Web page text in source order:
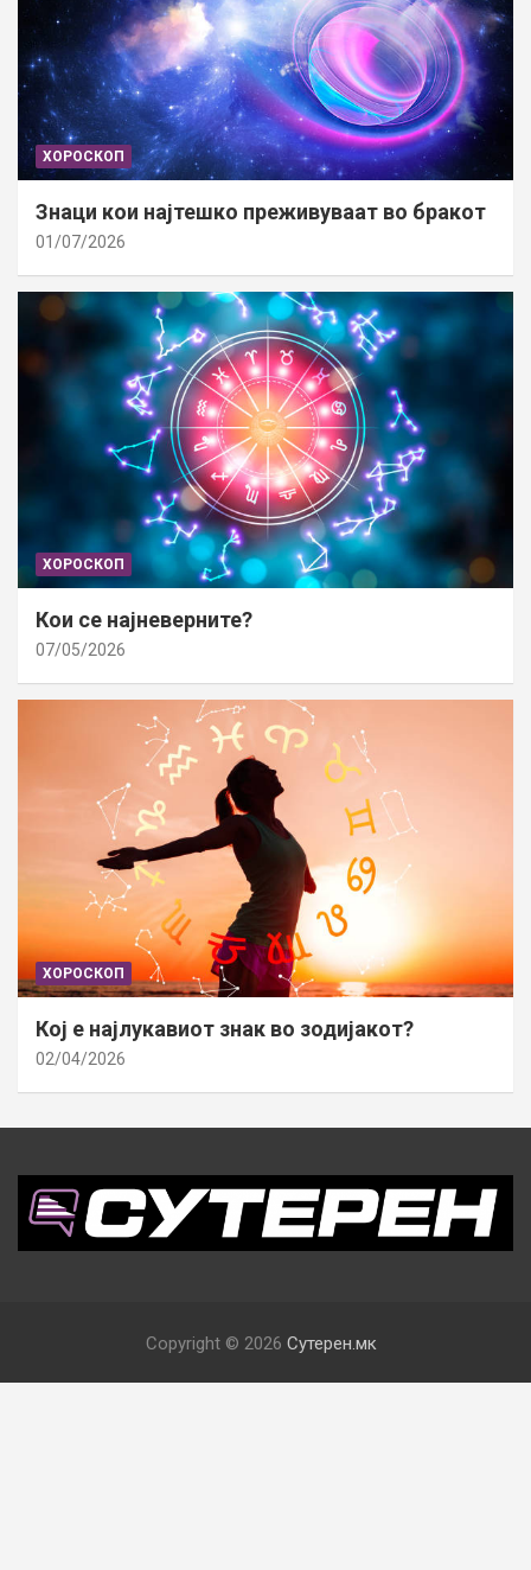
ХОРОСКОП
Знаци кои најтешко преживуваат во бракот
01/07/2026
ХОРОСКОП
Кои се најневерните?
07/05/2026
ХОРОСКОП
Кој е најлукавиот знак во зодијакот?
02/04/2026
Copyright © 2026 Сутерен.мк